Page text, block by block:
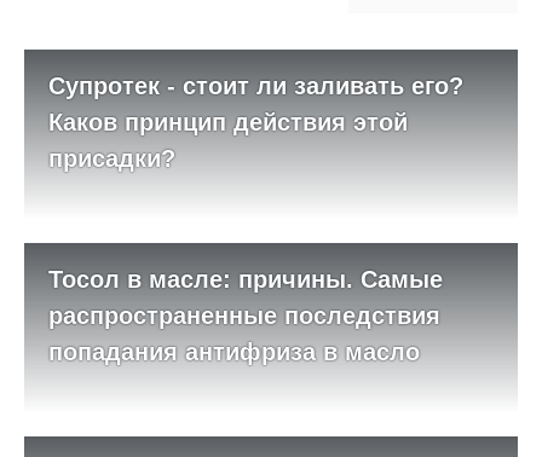
Супротек - стоит ли заливать его?
Каков принцип действия этой
присадки?
Тосол в масле: причины. Самые
распространенные последствия
попадания антифриза в масло